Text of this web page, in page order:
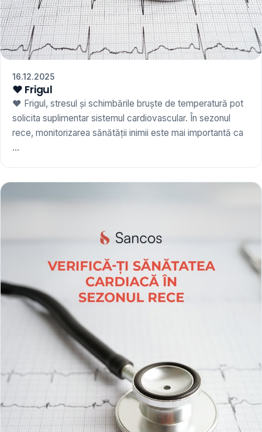
16.12.2025
❤️ Frigul
❤️ Frigul, stresul și schimbările bruște de temperatură pot
solicita suplimentar sistemul cardiovascular. În sezonul
rece, monitorizarea sănătății inimii este mai importantă ca
...